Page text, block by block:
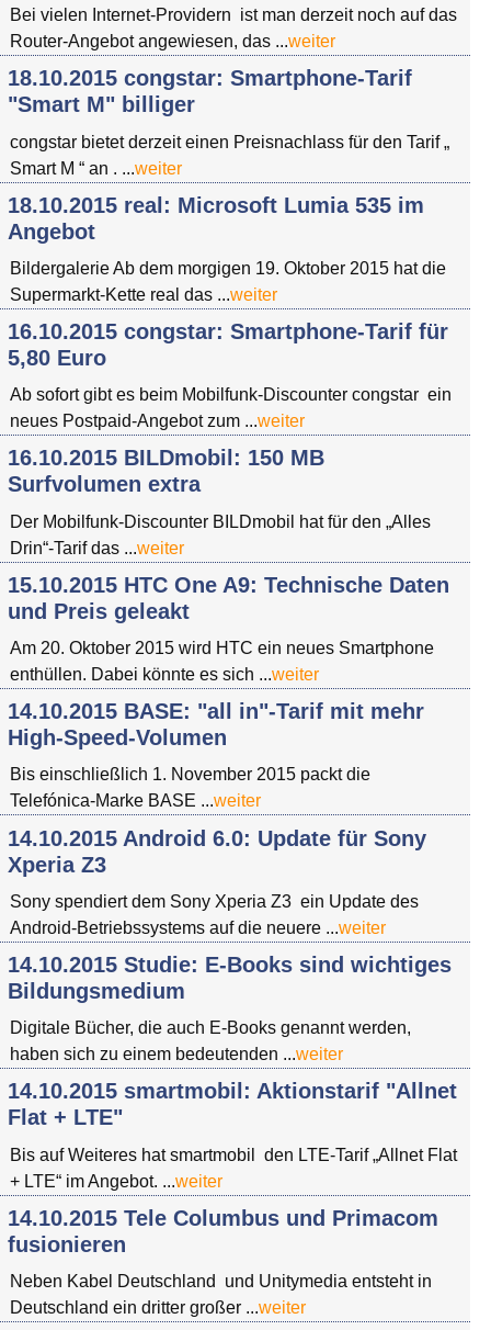
Bei vielen Internet-Providern ist man derzeit noch auf das
Router-Angebot angewiesen, das ...weiter
18.10.2015 congstar: Smartphone-Tarif
"Smart M" billiger
congstar bietet derzeit einen Preisnachlass für den Tarif „
Smart M “ an . ...weiter
18.10.2015 real: Microsoft Lumia 535 im
Angebot
Bildergalerie Ab dem morgigen 19. Oktober 2015 hat die
Supermarkt-Kette real das ...weiter
16.10.2015 congstar: Smartphone-Tarif für
5,80 Euro
Ab sofort gibt es beim Mobilfunk-Discounter congstar ein
neues Postpaid-Angebot zum ...weiter
16.10.2015 BILDmobil: 150 MB
Surfvolumen extra
Der Mobilfunk-Discounter BILDmobil hat für den „Alles
Drin“-Tarif das ...weiter
15.10.2015 HTC One A9: Technische Daten
und Preis geleakt
Am 20. Oktober 2015 wird HTC ein neues Smartphone
enthüllen. Dabei könnte es sich ...weiter
14.10.2015 BASE: "all in"-Tarif mit mehr
High-Speed-Volumen
Bis einschließlich 1. November 2015 packt die
Telefónica-Marke BASE ...weiter
14.10.2015 Android 6.0: Update für Sony
Xperia Z3
Sony spendiert dem Sony Xperia Z3 ein Update des
Android-Betriebssystems auf die neuere ...weiter
14.10.2015 Studie: E-Books sind wichtiges
Bildungsmedium
Digitale Bücher, die auch E-Books genannt werden,
haben sich zu einem bedeutenden ...weiter
14.10.2015 smartmobil: Aktionstarif "Allnet
Flat + LTE"
Bis auf Weiteres hat smartmobil den LTE-Tarif „Allnet Flat
+ LTE“ im Angebot. ...weiter
14.10.2015 Tele Columbus und Primacom
fusionieren
Neben Kabel Deutschland und Unitymedia entsteht in
Deutschland ein dritter großer ...weiter